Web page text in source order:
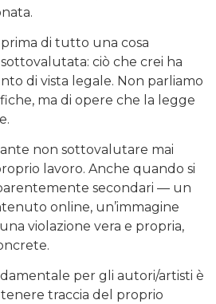
prima di tutto una cosa
ciò che crei ha
di vista legale. Non parliamo
ma di opere che la legge
non sottovalutare mai
lavoro. Anche quando si
secondari — un
online, un’immagine
violazione vera e propria,
per gli autori/artisti è
traccia del proprio